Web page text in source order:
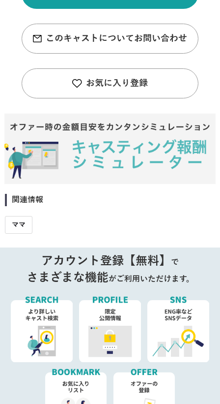
このキャストについてお問い合わせ
お気に入り登録
関連情報
ママ
アカウント登録【無料】 で
さまざまな機能がご利用いただけます。